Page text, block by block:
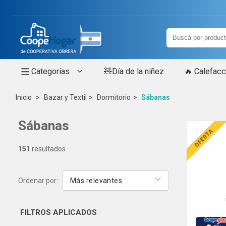
Categorías 🧸Día de la niñez 🔥
Inicio Bazar y Textil Dormitorio Sábanas
Sábanas
151 resultados
Ordenar por: Más relevantes
FILTROS APLICADOS